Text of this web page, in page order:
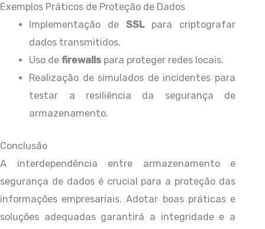
Exemplos Práticos de Proteção de Dados
Implementação de SSLpara criptografar
dados transmitidos.
Uso defirewalls para proteger redes locais.
Realização de simulados de incidentes para
testar a resiliência da segurança de
armazenamento.
Conclusão
A interdependência entre armazenamento e
segurança de dados é crucial para a proteção das
informações empresariais. Adotar boas práticas e
soluções adequadas garantirá a integridade e a